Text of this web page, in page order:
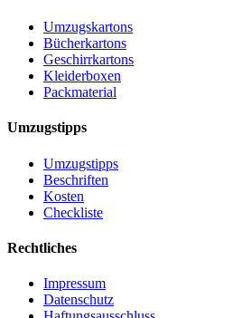
Umzugskartons
Bücherkartons
Geschirrkartons
Kleiderboxen
Packmaterial
Umzugstipps
Umzugstipps
Beschriften
Kosten
Checkliste
Rechtliches
Impressum
Datenschutz